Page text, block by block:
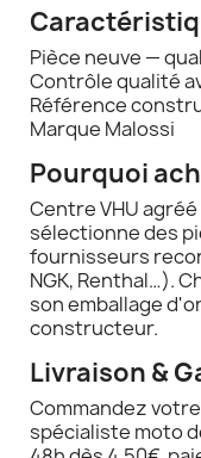
Pièce neuve —
Contrôle qualité
Référence
Marque Malossi
Pourquoi
Centre VHU agréé
sélectionne des
fournisseurs
NGK, Renthal…).
son emballage
constructeur.
Livraison &
Commandez
spécialiste moto